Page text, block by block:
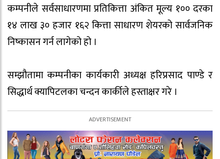
कम्पनीले सर्वसाधारणमा प्रतिकित्ता अंकित मूल्य १०० दरका
१४ लाख ३० हजार १६२ कित्ता साधारण शेयरको सार्वजनिक
निष्कासन गर्न लागेको हो ।
सम्झौतामा कम्पनीका कार्यकारी अध्यक्ष हरिप्रसाद पाण्डे र
सिद्धार्थ क्यापिटलका चन्दन कार्कीले हस्ताक्षर गरे ।